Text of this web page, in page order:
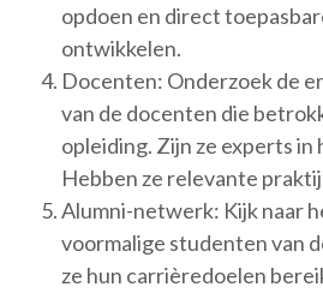
opdoen en direct
ontwikkelen.
Docenten: Onderzoek de
van de docenten die
opleiding. Zijn ze experts in
Hebben ze relevante
Alumni-netwerk: Kijk naar
voormalige studenten van
ze hun carrièredoelen